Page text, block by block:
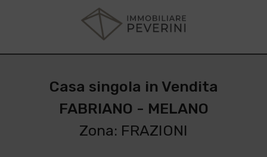
Casa singola in Vendita
FABRIANO - MELANO
Zona: FRAZIONI